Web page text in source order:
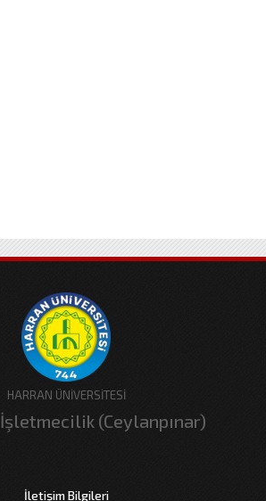
HARRAN ÜNİVERSİTESİ
(Ceylanpınar)
İletişim Bilgileri